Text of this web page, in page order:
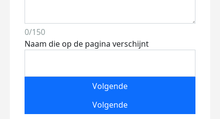
0/150
Naam die op de pagina verschijnt
Volgende
Volgende